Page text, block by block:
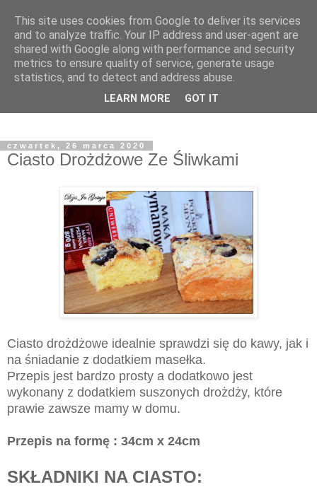
czwartek, 26 marca 2020
Ciasto Drożdżowe Ze Śliwkami
Ciasto drożdżowe idealnie sprawdzi się do kawy, jak i
na śniadanie z dodatkiem masełka.
Przepis jest bardzo prosty a dodatkowo jest
wykonany z dodatkiem suszonych drożdży, które
prawie zawsze mamy w domu.
Przepis na formę : 34cm x 24cm
SKŁADNIKI NA CIASTO:
This site uses cookies from Google to deliver its services
and to analyze traffic. Your IP address and user-agent are
shared with Google along with performance and security
metrics to ensure quality of service, generate usage
statistics, and to detect and address abuse.
LEARN MORE GOT IT